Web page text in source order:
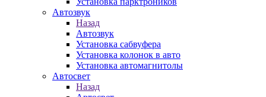
Автозвук
Назад
Автозвук
Установка сабвуфера
Установка колонок в авто
Установка автомагнитолы
Автосвет
Назад